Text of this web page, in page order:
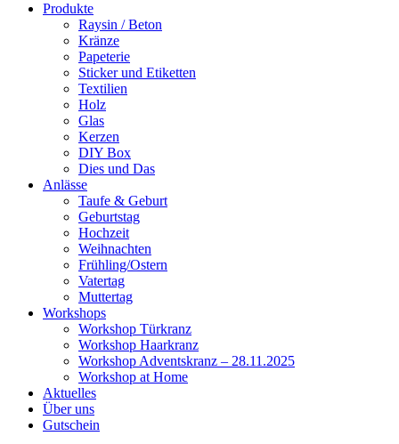
Produkte
Raysin / Beton
Kränze
Papeterie
Sticker und Etiketten
Textilien
Holz
Glas
Kerzen
DIY Box
Dies und Das
Anlässe
Taufe & Geburt
Geburtstag
Hochzeit
Weihnachten
Frühling/Ostern
Vatertag
Muttertag
Workshops
Workshop Türkranz
Workshop Haarkranz
Workshop Adventskranz – 28.11.2025
Workshop at Home
Aktuelles
Über uns
Gutschein